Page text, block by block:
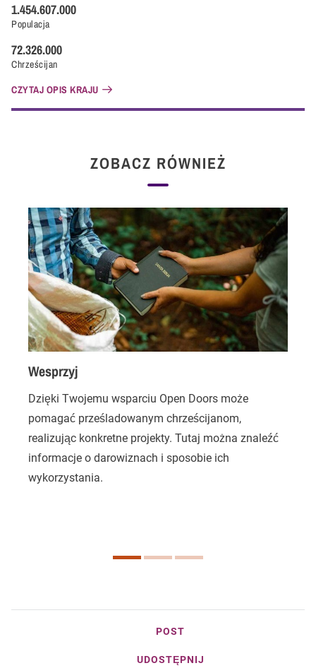
Populacja
1.454.607.000
Chrześcijan
72.326.000
CZYTAJ OPIS KRAJU
ZOBACZ RÓWNIEŻ
Wesprzyj
Dzięki Twojemu wsparciu Open Doors może
pomagać prześladowanym chrześcijanom,
realizując konkretne projekty. Tutaj można znaleźć
informacje o darowiznach i sposobie ich
wykorzystania.
POST
UDOSTĘPNIJ